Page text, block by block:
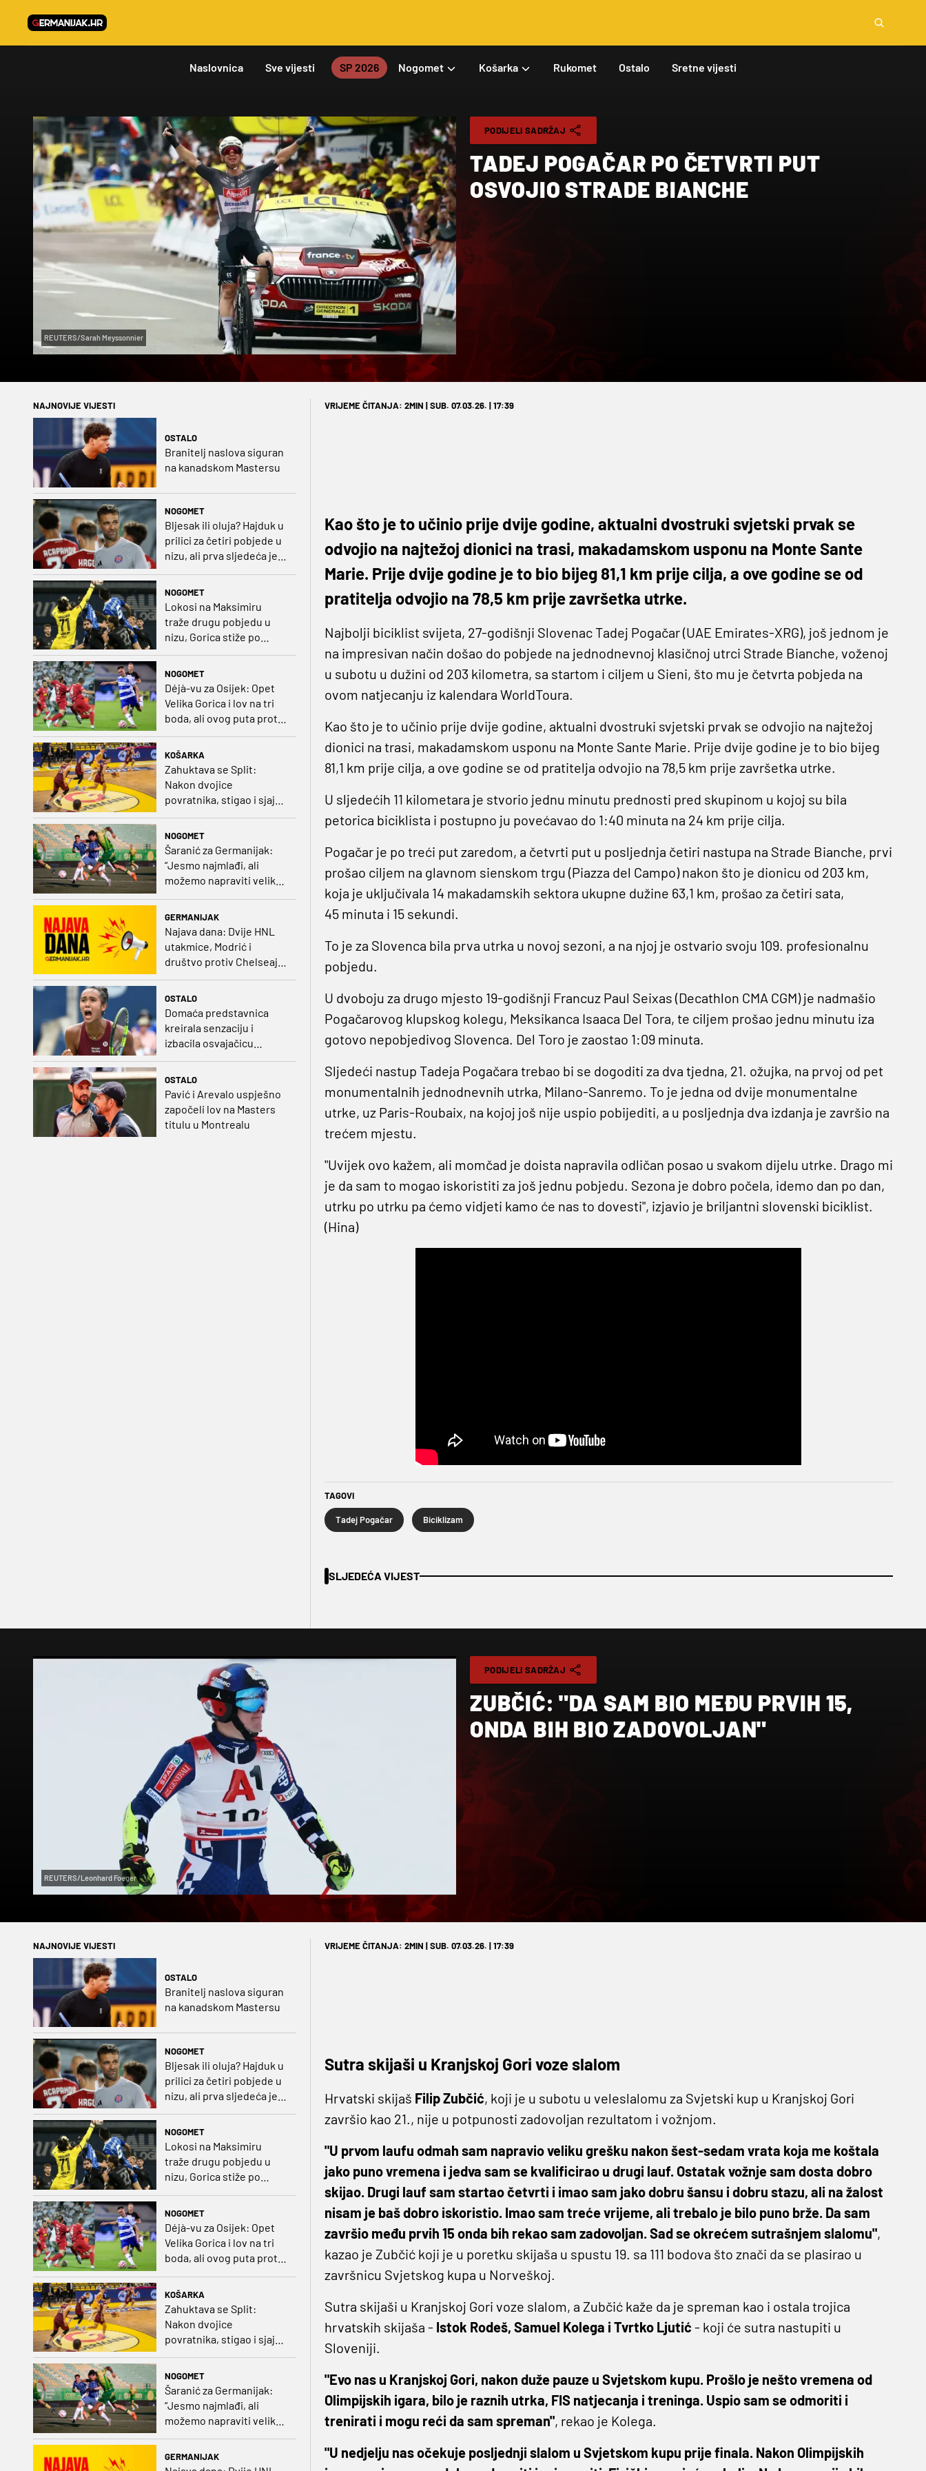
Naslovnica Sve vijesti SP 2026 Nogomet Košarka Rukomet Ostalo Sretne vijesti
REUTERS/Sarah Meyssonnier
PODIJELI SADRŽAJ
TADEJ POGAČAR PO ČETVRTI PUT
OSVOJIO STRADE BIANCHE
NAJNOVIJE VIJESTI
OSTALO
Branitelj naslova siguran
na kanadskom Mastersu
NOGOMET
Bljesak ili oluja? Hajduk u
prilici za četiri pobjede u
nizu, ali prva sljedeća je
NOGOMET
Lokosi na Maksimiru
traže drugu pobjedu u
nizu, Gorica stiže po
iskupljenje i bolje izdanje
NOGOMET
Déjà-vu za Osijek: Opet
Velika Gorica i lov na tri
boda, ali ovog puta protiv
Rudeša
KOŠARKA
Zahuktava se Split:
Nakon dvojice
povratnika, stigao i sjajni
NOGOMET
Šaranić za Germanijak:
“Jesmo najmlađi, ali
možemo napraviti velike
sam danas“
GERMANIJAK
Najava dana: Dvije HNL
utakmice, Modrić i
društvo protiv Chelseaja,
početak nizozemske lige
OSTALO
Domaća predstavnica
kreirala senzaciju i
izbacila osvajačicu
OSTALO
Pavić i Arevalo uspješno
započeli lov na Masters
titulu u Montrealu
VRIJEME ČITANJA: 2MIN | SUB. 07.03.26. | 17:39
Kao što je to učinio prije dvije godine, aktualni dvostruki svjetski prvak se
odvojio na najtežoj dionici na trasi, makadamskom usponu na Monte Sante
Marie. Prije dvije godine je to bio bijeg 81,1 km prije cilja, a ove godine se od
pratitelja odvojio na 78,5 km prije završetka utrke.
Najbolji biciklist svijeta, 27-godišnji Slovenac Tadej Pogačar (UAE Emirates-XRG), još jednom je
na impresivan način došao do pobjede na jednodnevnoj klasičnoj utrci Strade Bianche, voženoj
u subotu u dužini od 203 kilometra, sa startom i ciljem u Sieni, što mu je četvrta pobjeda na
ovom natjecanju iz kalendara WorldToura.
Kao što je to učinio prije dvije godine, aktualni dvostruki svjetski prvak se odvojio na najtežoj
dionici na trasi, makadamskom usponu na Monte Sante Marie. Prije dvije godine je to bio bijeg
81,1 km prije cilja, a ove godine se od pratitelja odvojio na 78,5 km prije završetka utrke.
U sljedećih 11 kilometara je stvorio jednu minutu prednosti pred skupinom u kojoj su bila
petorica biciklista i postupno ju povećavao do 1:40 minuta na 24 km prije cilja.
Pogačar je po treći put zaredom, a četvrti put u posljednja četiri nastupa na Strade Bianche, prvi
prošao ciljem na glavnom sienskom trgu (Piazza del Campo) nakon što je dionicu od 203 km,
koja je uključivala 14 makadamskih sektora ukupne dužine 63,1 km, prošao za četiri sata,
45 minuta i 15 sekundi.
To je za Slovenca bila prva utrka u novoj sezoni, a na njoj je ostvario svoju 109. profesionalnu
pobjedu.
U dvoboju za drugo mjesto 19-godišnji Francuz Paul Seixas (Decathlon CMA CGM) je nadmašio
Pogačarovog klupskog kolegu, Meksikanca Isaaca Del Tora, te ciljem prošao jednu minutu iza
gotovo nepobjedivog Slovenca. Del Toro je zaostao 1:09 minuta.
Sljedeći nastup Tadeja Pogačara trebao bi se dogoditi za dva tjedna, 21. ožujka, na prvoj od pet
monumentalnih jednodnevnih utrka, Milano-Sanremo. To je jedna od dvije monumentalne
utrke, uz Paris-Roubaix, na kojoj još nije uspio pobijediti, a u posljednja dva izdanja je završio na
trećem mjestu.
"Uvijek ovo kažem, ali momčad je doista napravila odličan posao u svakom dijelu utrke. Drago mi
je da sam to mogao iskoristiti za još jednu pobjedu. Sezona je dobro počela, idemo dan po dan,
utrku po utrku pa ćemo vidjeti kamo će nas to dovesti", izjavio je briljantni slovenski biciklist.
(Hina)
TAGOVI
Tadej Pogačar Biciklizam
SLJEDEĆA VIJEST
REUTERS/Leonhard Foeger
PODIJELI SADRŽAJ
ZUBČIĆ: "DA SAM BIO MEĐU PRVIH 15,
ONDA BIH BIO ZADOVOLJAN"
NAJNOVIJE VIJESTI
OSTALO
Branitelj naslova siguran
na kanadskom Mastersu
NOGOMET
Bljesak ili oluja? Hajduk u
prilici za četiri pobjede u
nizu, ali prva sljedeća je
NOGOMET
Lokosi na Maksimiru
traže drugu pobjedu u
nizu, Gorica stiže po
NOGOMET
Déjà-vu za Osijek: Opet
Velika Gorica i lov na tri
boda, ali ovog puta protiv
KOŠARKA
Zahuktava se Split:
Nakon dvojice
povratnika, stigao i sjajni
šuter
NOGOMET
Šaranić za Germanijak:
“Jesmo najmlađi, ali
možemo napraviti velike
sam danas“
GERMANIJAK
VRIJEME ČITANJA: 2MIN | SUB. 07.03.26. | 17:39
Sutra skijaši u Kranjskoj Gori voze slalom
Hrvatski skijaš Filip Zubčić, koji je u subotu u veleslalomu za Svjetski kup u Kranjskoj Gori
završio kao 21., nije u potpunosti zadovoljan rezultatom i vožnjom.
"U prvom laufu odmah sam napravio veliku grešku nakon šest-sedam vrata koja me koštala
jako puno vremena i jedva sam se kvalificirao u drugi lauf. Ostatak vožnje sam dosta dobro
skijao. Drugi lauf sam startao četvrti i imao sam jako dobru šansu i dobru stazu, ali na žalost
nisam je baš dobro iskoristio. Imao sam treće vrijeme, ali trebalo je bilo puno brže. Da sam
završio među prvih 15 onda bih rekao sam zadovoljan. Sad se okrećem sutrašnjem slalomu",
kazao je Zubčić koji je u poretku skijaša u spustu 19. sa 111 bodova što znači da se plasirao u
završnicu Svjetskog kupa u Norveškoj.
Sutra skijaši u Kranjskoj Gori voze slalom, a Zubčić kaže da je spreman kao i ostala trojica
hrvatskih skijaša - Istok Rodeš, Samuel Kolega i Tvrtko Ljutić - koji će sutra nastupiti u
Sloveniji.
"Evo nas u Kranjskoj Gori, nakon duže pauze u Svjetskom kupu. Prošlo je nešto vremena od
Olimpijskih igara, bilo je raznih utrka, FIS natjecanja i treninga. Uspio sam se odmoriti i
trenirati i mogu reći da sam spreman", rekao je Kolega.
"U nedjelju nas očekuje posljednji slalom u Svjetskom kupu prije finala. Nakon Olimpijskih